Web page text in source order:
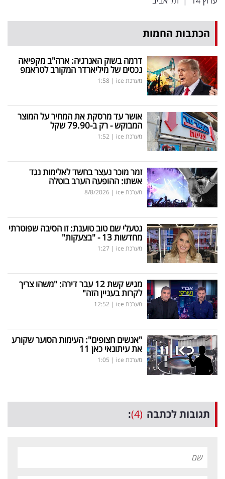
הכתבות החמות
דרמה בשוק האנרגיה: ארה"ב מקפיאה
נכסים של מיליארדר המקורב לטראמפ
מערכת ice |
1:58
אושר עד מרסקת את המחיר על המוצר
המבוקש - רק ב-79.90 שקל
מערכת ice |
1:52
זמר מוכר נעצר בחשד לאלימות נגד
אשתו: ההופעה הערב בוטלה
מערכת ice |
8/8/2026
נטעלי שם טוב טוענת: זו הסיבה שפוטרתי
מחדשות 13 - "בצעקות"
מערכת ice |
1:27
מגיש קשת 12 עבר דירה: "משהו צריך
לקרות בעניין הזה"
מערכת ice |
12:52
"אנשים חצופים": העימות הסוער שקורע
את עיתונאי כאן 11
מערכת ice |
1:05
תגובות לכתבה (4)
: